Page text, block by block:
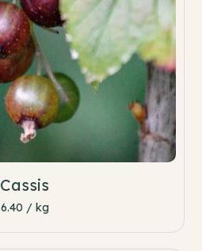
Cassis
6.40 / kg